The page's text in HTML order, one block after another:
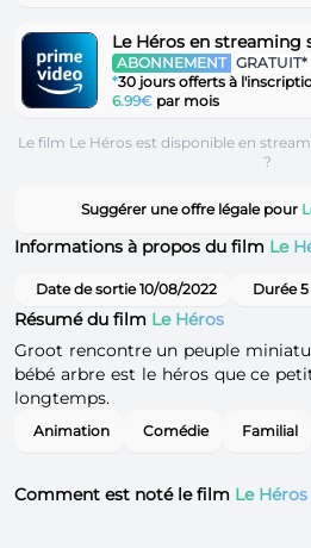
Le Héros en streaming
ABONNEMENT GRATUIT*
*30 jours offerts à
6.99€ par mois
Le film Le Héros est disponible en
?
Suggérer une offre légale pour
Informations à propos du film Le
Date de sortie 10/08/2022 Durée
Résumé du film Le Héros
Groot rencontre un peuple
bébé arbre est le héros que ce
longtemps.
Animation Comédie Familial
Comment est noté le film Le Héros